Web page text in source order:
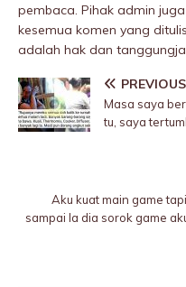
pembaca. Pihak admin
kesemua komen yang
adalah hak dan
PREVIOUS
Masa saya
tu, saya
Aku kuat main game
sampai la dia sorok game